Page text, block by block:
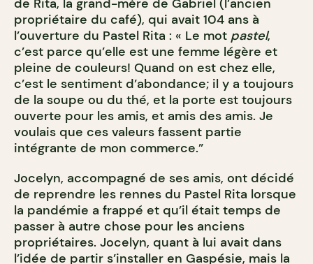
de Rita, la grand-mère de Gabriel (l’ancien
propriétaire du café), qui avait 104 ans à
l’ouverture du Pastel Rita : « Le mot pastel,
c’est parce qu’elle est une femme légère et
pleine de couleurs! Quand on est chez elle,
c’est le sentiment d’abondance; il y a toujours
de la soupe ou du thé, et la porte est toujours
ouverte pour les amis, et amis des amis. Je
voulais que ces valeurs fassent partie
intégrante de mon commerce.”
Jocelyn, accompagné de ses amis, ont décidé
de reprendre les rennes du Pastel Rita lorsque
la pandémie a frappé et qu’il était temps de
passer à autre chose pour les anciens
propriétaires. Jocelyn, quant à lui avait dans
l’idée de partir s’installer en Gaspésie, mais la